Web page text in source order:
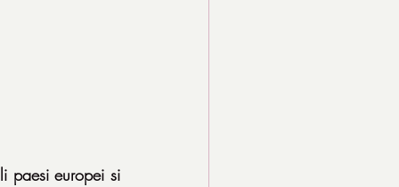
paesi europei si